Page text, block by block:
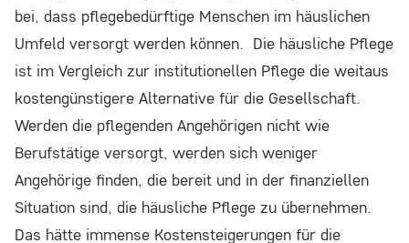
bei, dass pflegebedürftige Menschen im häuslichen
Umfeld versorgt werden können. Die häusliche Pflege
ist im Vergleich zur institutionellen Pflege die weitaus
kostengünstigere Alternative für die Gesellschaft.
Werden die pflegenden Angehörigen nicht wie
Berufstätige versorgt, werden sich weniger
Angehörige finden, die bereit und in der finanziellen
Situation sind, die häusliche Pflege zu übernehmen.
Das hätte immense Kostensteigerungen für die